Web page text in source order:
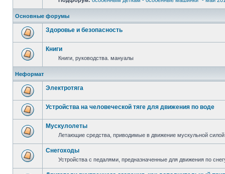
Основные форумы
Здоровье и безопасность
Книги
Книги, руководства. мануалы
Неформат
Электротяга
Устройства на человеческой тяге для движения по воде
Мускулолеты
Летающие средства, приводимые в движение мускульной силой
Снегоходы
Устройства с педалями, предназначенные для движения по